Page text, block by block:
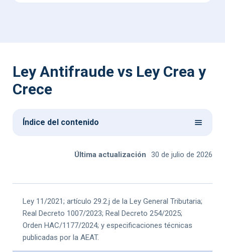
Ley Antifraude vs Ley Crea y
Crece
Índice del contenido
Última actualización 30 de julio de 2026
Ley
Antifraude
y RRSIF
Aspecto
Crece y
factura
electrónica
Ley 11/2021; artículo 29.2.j de la Ley General Tributaria;
Real Decreto 1007/2023; Real Decreto 254/2025;
Orden HAC/1177/2024; y especificaciones técnicas
publicadas por la AEAT.